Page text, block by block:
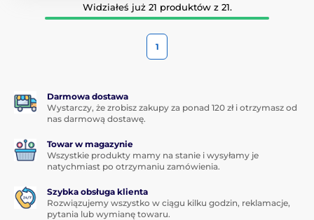
Widziałeś już 21 produktów z 21.
1
Darmowa dostawa
Wystarczy, że zrobisz zakupy za ponad 120 zł i otrzymasz od
nas darmową dostawę.
Towar w magazynie
Wszystkie produkty mamy na stanie i wysyłamy je
natychmiast po otrzymaniu zamówienia.
Szybka obsługa klienta
Rozwiązujemy wszystko w ciągu kilku godzin, reklamacje,
pytania lub wymianę towaru.